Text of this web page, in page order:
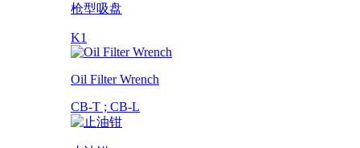
枪型吸盘
K1
Oil Filter Wrench
CB-T ; CB-L